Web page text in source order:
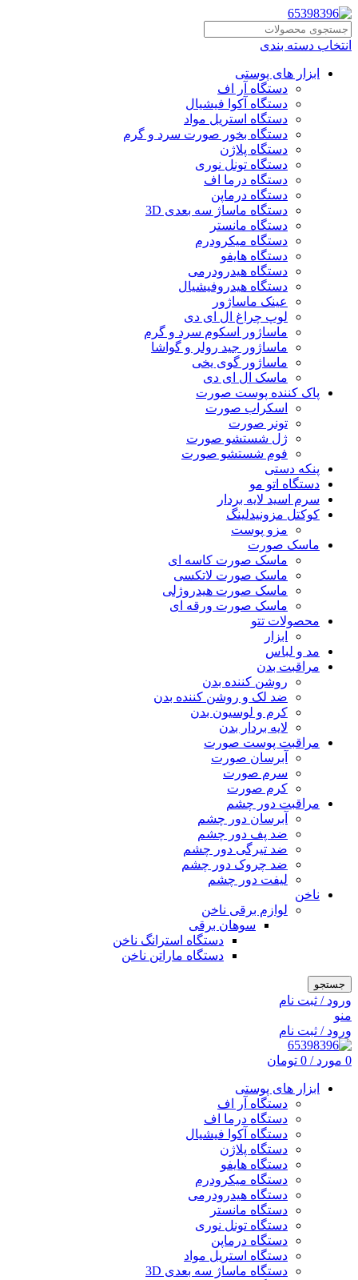
انتخاب دسته بندی
ابزار های پوستی
دستگاه آر اف
دستگاه آکوا فیشیال
دستگاه استریل مواد
دستگاه بخور صورت سرد و گرم
دستگاه پلاژن
دستگاه تونل نوری
دستگاه درما اف
دستگاه درماپن
دستگاه ماساژ سه بعدی 3D
دستگاه مانستر
دستگاه میکرودرم
دستگاه هایفو
دستگاه هیدرودرمی
دستگاه هیدروفیشیال
عینک ماساژور
لوپ چراغ ال ای دی
ماساژور اسکوم سرد و گرم
ماساژور جید رولر و گواشا
ماساژور گوی یخی
ماسک ال ای دی
پاک کننده پوست صورت
اسکراب صورت
تونر صورت
ژل شستشو صورت
فوم شستشو صورت
پنکه دستی
دستگاه اتو مو
سرم اسید لایه بردار
کوکتل مزونیدلینگ
مزو پوست
ماسک صورت
ماسک صورت کاسه ای
ماسک صورت لاتکسی
ماسک صورت هیدروژلی
ماسک صورت ورقه ای
محصولات تتو
ابزار
مد و لباس
مراقبت بدن
روشن کننده بدن
ضد لک و روشن کننده بدن
کرم و لوسیون بدن
لایه بردار بدن
مراقبت پوست صورت
آبرسان صورت
سرم صورت
کرم صورت
مراقبت دور چشم
آبرسان دور چشم
ضد پف دور چشم
ضد تیرگی دور چشم
ضد چروک دور چشم
لیفت دور چشم
ناخن
لوازم برقی ناخن
سوهان برقی
دستگاه استرانگ ناخن
دستگاه ماراتن ناخن
جستجو
ورود / ثبت نام
منو
ورود / ثبت نام
0 مورد /
0 تومان
ابزار های پوستی
دستگاه آر اف
دستگاه درما اف
دستگاه آکوا فیشیال
دستگاه پلاژن
دستگاه هایفو
دستگاه میکرودرم
دستگاه هیدرودرمی
دستگاه مانستر
دستگاه تونل نوری
دستگاه درماپن
دستگاه استریل مواد
دستگاه ماساژ سه بعدی 3D